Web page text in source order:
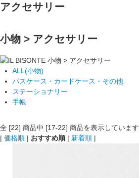
アクセサリー
小物 > アクセサリー
ALL(小物)
パスケース・カードケース・その他
ステーショナリー
手帳
全 [22] 商品中 [17-22] 商品を表示しています
| 価格順 | おすすめ順 | 新着順 |